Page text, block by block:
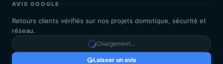
AVIS GOOGLE
Retours clients vérifiés sur nos projets domotique, sécurité et
réseau.
Chargement...
Laisser un avis